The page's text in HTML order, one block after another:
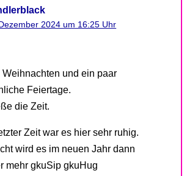
2024 um 16:25 Uhr
Weihnachten und ein paar
Feiertage.
die Zeit.
Zeit war es hier sehr ruhig.
wird es im neuen Jahr dann
mehr gkuSip gkuHug